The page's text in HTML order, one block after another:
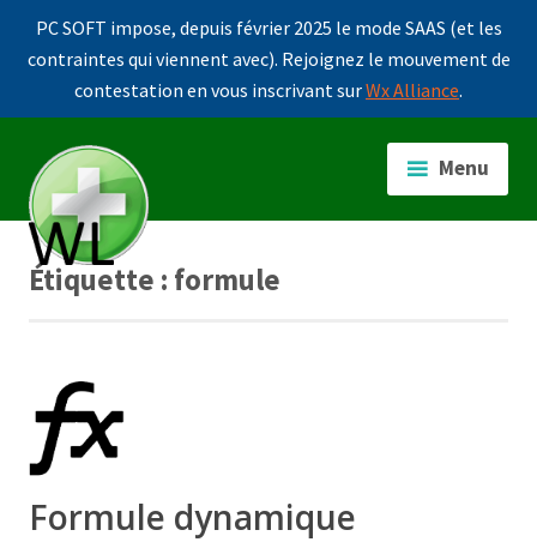
PC SOFT impose, depuis février 2025 le mode SAAS (et les
contraintes qui viennent avec). Rejoignez le mouvement de
contestation en vous inscrivant surWx Alliance.
contenu
principal
Menu
Étiquette : formule
Formule dynamique